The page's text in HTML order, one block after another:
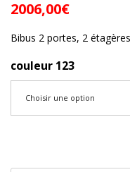
2006,00€
Bibus 2 portes, 2
couleur 123
Choisir une option